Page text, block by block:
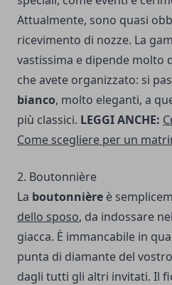
Attualmente, sono quasi
ricevimento di nozze. La
vastissima e dipende molto
che avete organizzato: si
bianco, molto eleganti, a
più classici. LEGGI ANCHE:
Come scegliere per un
2. Boutonnière
La boutonnière è
dello sposo, da indossare
giacca. È immancabile in
punta di diamante del
dagli tutti gli altri invitati. Il